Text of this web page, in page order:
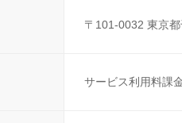
〒101-0032 東京
サービス利用料課